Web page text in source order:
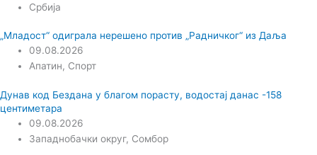
Србија
„Младост“ одиграла нерешено против „Радничког“ из Даља
09.08.2026
Апатин, Спорт
Дунав код Бездана у благом порасту, водостај данас -158
центиметара
09.08.2026
Западнобачки округ, Сомбор